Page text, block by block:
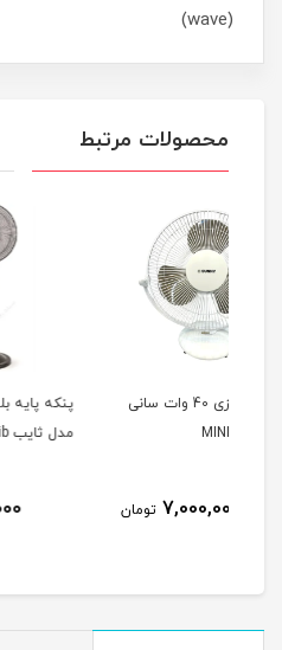
(wave)
محصولات مرتبط
پنکه پایه بلند پارس خزر
مدل ثایب Saib
9,200,000